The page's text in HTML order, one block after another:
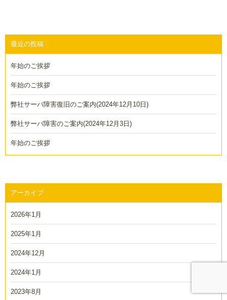
最近の投稿
年始のご挨拶
年始のご挨拶
弊社サーバ障害復旧のご案内(2024年12月10日)
弊社サーバ障害のご案内(2024年12月3日)
年始のご挨拶
アーカイブ
2026年1月
2025年1月
2024年12月
2024年1月
2023年8月